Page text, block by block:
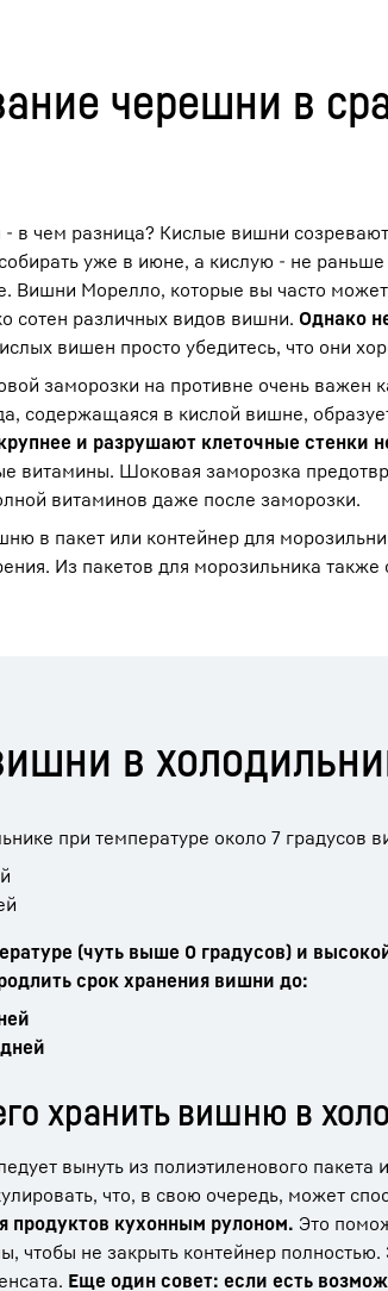
черешни в
в чем разница? Кислые вишни
уже в июне, а кислую - не
Вишни Морелло, которые вы часто
сотен различных видов вишни. Однако
вишен просто убедитесь, что они
заморозки на противне очень важен
содержащаяся в кислой вишне,
и разрушают клеточные стенки
витамины. Шоковая заморозка
витаминов даже после заморозки.
в пакет или контейнер для
Из пакетов для морозильника также
в
при температуре около 7 градусов
(чуть выше 0 градусов) и
срок хранения вишни до:
хранить вишню в
вынуть из полиэтиленового пакета
что, в свою очередь, может
продуктов кухонным рулоном. Это
чтобы не закрыть контейнер
Еще один совет: если есть